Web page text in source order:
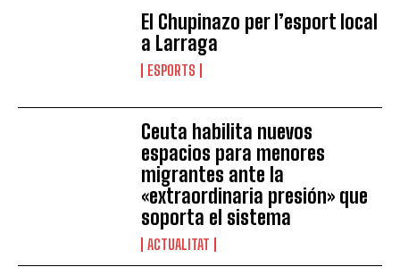
El Chupinazo per l’esport local
a Larraga
ESPORTS
Ceuta habilita nuevos
espacios para menores
migrantes ante la
«extraordinaria presión» que
soporta el sistema
ACTUALITAT